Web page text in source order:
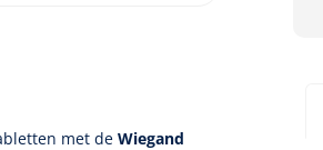
met de Wiegand